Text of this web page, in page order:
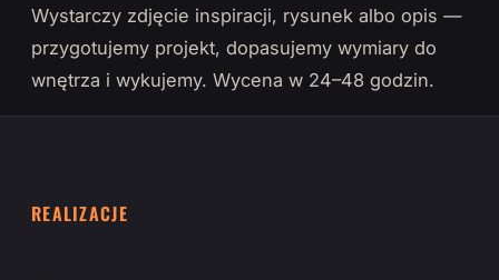
Wystarczy zdjęcie inspiracji, rysunek albo opis —
przygotujemy projekt, dopasujemy wymiary do
wnętrza i wykujemy. Wycena w 24–48 godzin.
REALIZACJE